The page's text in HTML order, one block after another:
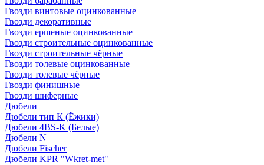
Гвозди винтовые оцинкованные
Гвозди декоративные
Гвозди ершеные оцинкованные
Гвозди строительные оцинкованные
Гвозди строительные чёрные
Гвозди толевые оцинкованные
Гвозди толевые чёрные
Гвозди финишные
Гвозди шиферные
Дюбели
Дюбели тип К (Ёжики)
Дюбели 4BS-K (Белые)
Дюбели N
Дюбели Fischer
Дюбели KPR "Wkret-met"